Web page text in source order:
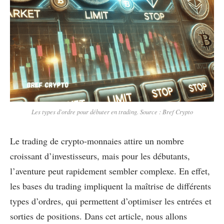
Les types d'ordre pour débuter en trading. Source : Bref Crypto
Le trading de crypto-monnaies attire un nombre
croissant d’investisseurs, mais pour les débutants,
l’aventure peut rapidement sembler complexe. En effet,
les bases du trading impliquent la maîtrise de différents
types d’ordres, qui permettent d’optimiser les entrées et
sorties de positions. Dans cet article, nous allons